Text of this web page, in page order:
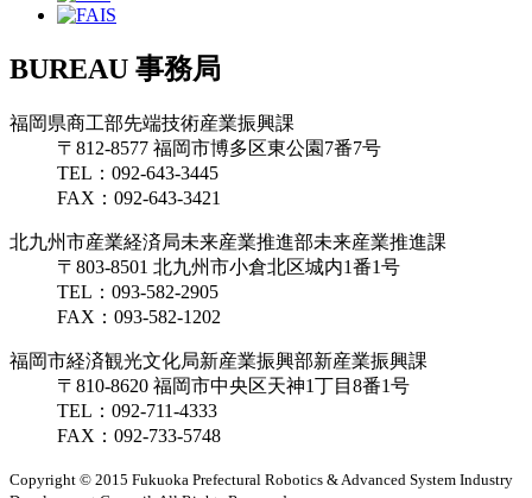
BUREAU 事務局
福岡県商工部先端技術産業振興課
〒812-8577 福岡市博多区東公園7番7号
TEL： 092-643-3445
FAX： 092-643-3421
北九州市産業経済局未来産業推進部未来産業推進課
〒803-8501 北九州市小倉北区城内1番1号
TEL： 093-582-2905
FAX： 093-582-1202
福岡市経済観光文化局新産業振興部新産業振興課
〒810-8620 福岡市中央区天神1丁目8番1号
TEL： 092-711-4333
FAX： 092-733-5748
Copyright © 2015 Fukuoka Prefectural Robotics & Advanced System Industry